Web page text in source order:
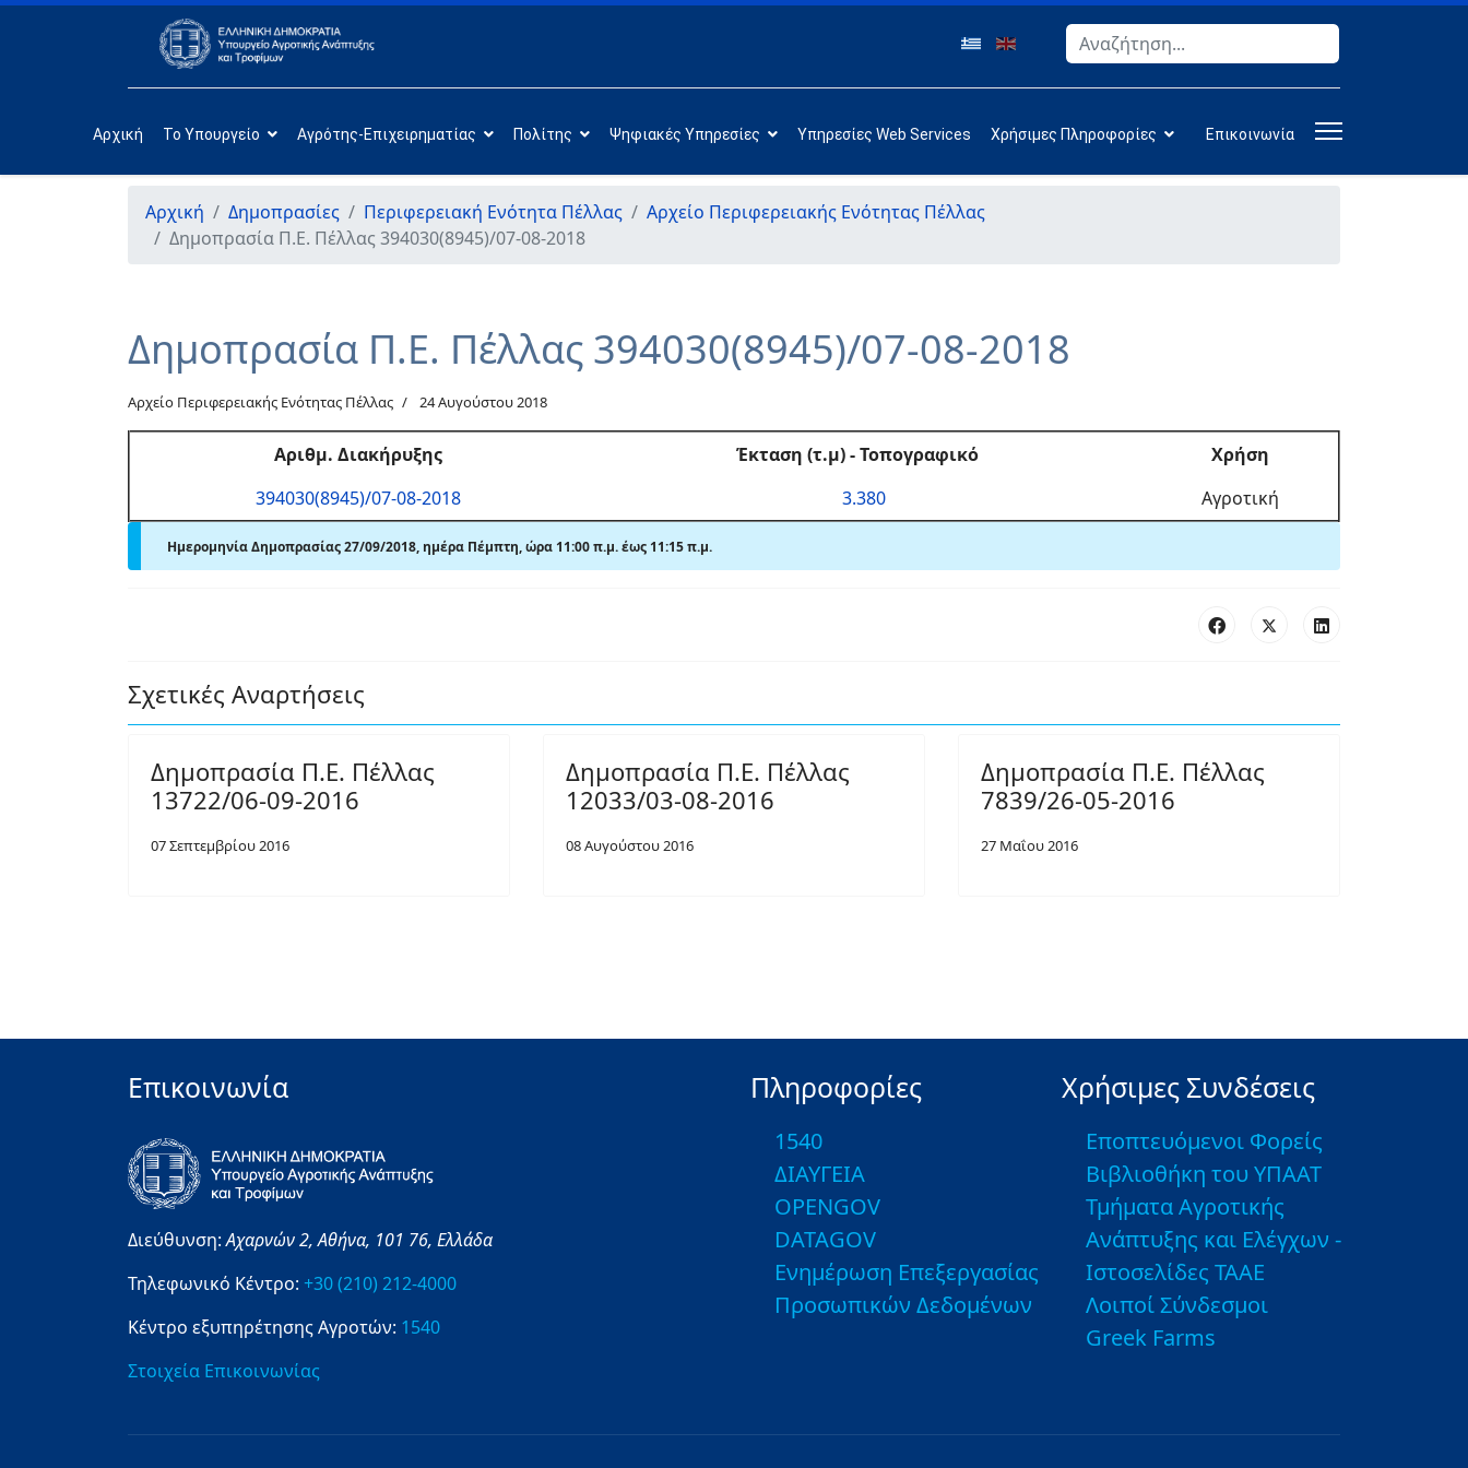
Αναζήτηση
Αρχική Το Υπουργείο Αγρότης-Επιχειρηματίας Πολίτης Ψηφιακές Υπηρεσίες Υπηρεσίες Web Services Χρήσιμες Πληροφορίες Επικοινωνία
Αρχική Δημοπρασίες Περιφερειακή Ενότητα Πέλλας
Αρχείο Περιφερειακής Ενότητας Πέλλας
Δημοπρασία Π.Ε. Πέλλας 394030(8945)/07-08-2018
Δημοπρασία Π.Ε. Πέλλας 394030(8945)/07-08-2018
Αρχείο Περιφερειακής Ενότητας Πέλλας 24 Αυγούστου 2018
Αριθμ. Διακήρυξης Έκταση (τ.μ)- Τοπογραφικό
Χρήση
394030(8945)/07-08-2018
3.380 Αγροτική
Ημερομηνία Δημοπρασίας 27/09/2018, ημέρα Πέμπτη, ώρα 11:00 π.μ.έως 11:15π.μ.
Σχετικές Αναρτήσεις
Δημοπρασία Π.Ε. Πέλλας
13722/06-09-2016
07 Σεπτεμβρίου 2016
Δημοπρασία Π.Ε. Πέλλας
12033/03-08-2016
08 Αυγούστου 2016
Δημοπρασία Π.Ε. Πέλλας
7839/26-05-2016
27 Μαΐου 2016
Επικοινωνία
Διεύθυνση:Αχαρνών 2,Αθήνα, 101 76, Ελλάδα
Τηλεφωνικό Κέντρο: +30 (210) 212-4000
Κέντρο εξυπηρέτησης Αγροτών: 1540
Στοιχεία Επικοινωνίας
Πληροφορίες
1540
ΔΙΑΥΓΕΙΑ
OPENGOV
DATAGOV
Ενημέρωση Επεξεργασίας
Προσωπικών Δεδομένων
Χρήσιμες Συνδέσεις
Εποπτευόμενοι Φορείς
Βιβλιοθήκη του ΥΠΑΑΤ
Τμήματα Αγροτικής
Ανάπτυξης και Ελέγχων -
Ιστοσελίδες ΤΑΑΕ
Λοιποί Σύνδεσμοι
Greek Farms